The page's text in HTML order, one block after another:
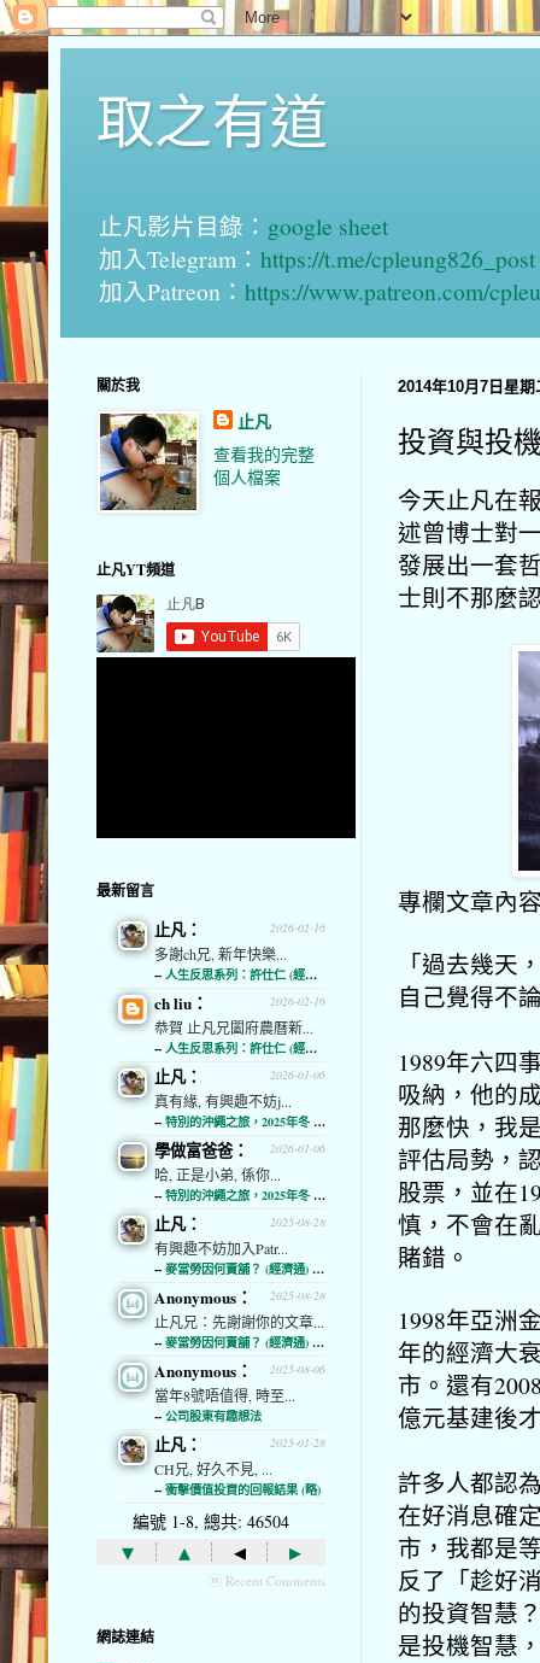
取之有道
止凡影片目錄： google sheet
加入Telegram： https://t.me/cpleung826_post
加入Patreon： https://www.patreon.com/
2014年10月7日星期
投資與投
今天止凡在
述曾博士對
發展出一套
士則不那麼
專欄文章內
「過去幾天
自己覺得不
1989年六四
吸納，他的
那麼快， 我
評估局勢，
股票， 並在
慎， 不會在
賭錯。
1998年亞洲
年的經濟大
市。還有
億元基建後
許多人都認
在好消息確
市， 我都是
反了「趁好
的投資智慧
是投機智慧
關於我
止凡
查看我的完整
個人檔案
止凡YT頻道
最新留言
2026-02-16
止凡：
多謝ch兄, 新年快樂...
-- 人生反思系列：許仕仁 (經濟通)
2026-02-16
ch liu：
恭賀 止凡兄闔府農曆新...
-- 人生反思系列：許仕仁 (經濟通)
2026-01-06
止凡：
真有緣, 有興趣不妨j...
-- 特別的沖繩之旅，2025年冬 (經濟通)
2026-01-06
學做富爸爸：
哈, 正是小弟, 係你...
-- 特別的沖繩之旅，2025年冬 (經濟通)
2025-08-28
止凡：
有興趣不妨加入Patr...
-- 麥當勞因何賣舖？ (經濟通) (略)
2025-08-28
Anonymous：
止凡兄：先謝謝你的文章...
-- 麥當勞因何賣舖？ (經濟通) (略)
2025-08-06
Anonymous：
當年8號唔值得, 時至...
-- 公司股東有趣想法
2025-01-28
止凡：
CH兄, 好久不見, ...
-- 衝擊價值投資的回報結果 (略)
編號 1-8, 總共: 46504
▾ ▴ ◂ ▸
ⓦ Recent Comments
網誌連結